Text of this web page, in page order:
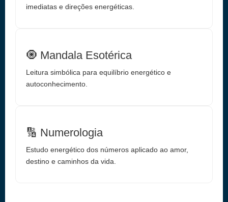
imediatas e direções energéticas.
🧿 Mandala Esotérica
Leitura simbólica para equilíbrio energético e
autoconhecimento.
🔢 Numerologia
Estudo energético dos números aplicado ao amor,
destino e caminhos da vida.